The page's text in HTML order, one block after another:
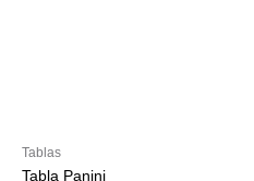
Tablas
Tabla Panini